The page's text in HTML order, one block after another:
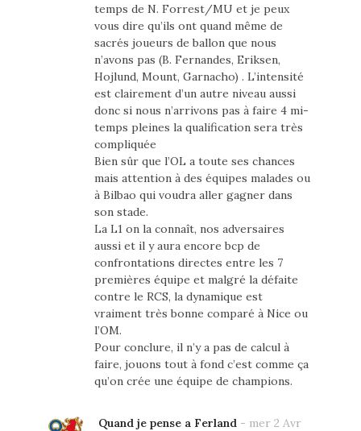
temps de N. Forrest/MU et je peux
vous dire qu’ils ont quand même de
sacrés joueurs de ballon que nous
n’avons pas (B. Fernandes, Eriksen,
Hojlund, Mount, Garnacho) . L’intensité
est clairement d’un autre niveau aussi
donc si nous n’arrivons pas à faire 4 mi-
temps pleines la qualification sera très
compliquée
Bien sûr que l’OL a toute ses chances
mais attention à des équipes malades ou
à Bilbao qui voudra aller gagner dans
son stade.
La L1 on la connaît, nos adversaires
aussi et il y aura encore bcp de
confrontations directes entre les 7
premières équipe et malgré la défaite
contre le RCS, la dynamique est
vraiment très bonne comparé à Nice ou
l’OM.
Pour conclure, il n’y a pas de calcul à
faire, jouons tout à fond c’est comme ça
qu’on crée une équipe de champions.
Quand je pense a Ferland - mer 2 Avr